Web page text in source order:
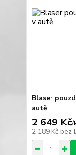
Blaser
autě
2 649 Kč/
2 189 Kč bez